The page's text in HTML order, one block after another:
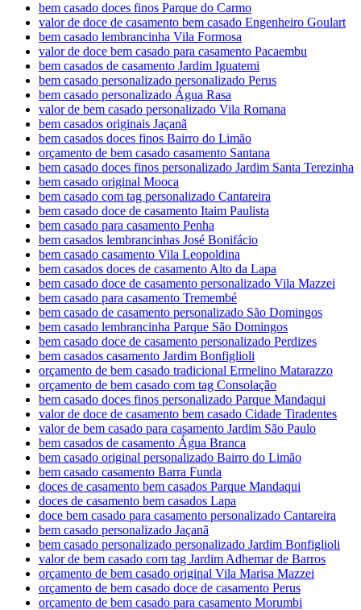
bem casado doces finos Parque do Carmo
valor de doce de casamento bem casado Engenheiro Goulart
bem casado lembrancinha Vila Formosa
valor de doce bem casado para casamento Pacaembu
bem casados de casamento Jardim Iguatemi
bem casado personalizado personalizado Perus
bem casado personalizado Água Rasa
valor de bem casado personalizado Vila Romana
bem casados originais Jaçanã
bem casados doces finos Bairro do Limão
orçamento de bem casado casamento Santana
bem casado doces finos personalizado Jardim Santa Terezinha
bem casado original Mooca
bem casado com tag personalizado Cantareira
bem casado doce de casamento Itaim Paulista
bem casado para casamento Penha
bem casados lembrancinhas José Bonifácio
bem casado casamento Vila Leopoldina
bem casados doces de casamento Alto da Lapa
bem casado doce de casamento personalizado Vila Mazzei
bem casado para casamento Tremembé
bem casado de casamento personalizado São Domingos
bem casado lembrancinha Parque São Domingos
bem casado doce de casamento personalizado Perdizes
bem casados casamento Jardim Bonfiglioli
orçamento de bem casado tradicional Ermelino Matarazzo
orçamento de bem casado com tag Consolação
bem casado doces finos personalizado Parque Mandaqui
valor de doce de casamento bem casado Cidade Tiradentes
valor de bem casado para casamento Jardim São Paulo
bem casados de casamento Água Branca
bem casado original personalizado Bairro do Limão
bem casado casamento Barra Funda
doces de casamento bem casados Parque Mandaqui
doces de casamento bem casados Lapa
doce bem casado para casamento personalizado Cantareira
bem casado personalizado Jaçanã
bem casado personalizado personalizado Jardim Bonfiglioli
valor de bem casado com tag Jardim Adhemar de Barros
orçamento de bem casado original Vila Marisa Mazzei
orçamento de bem casado doce de casamento Perus
orçamento de bem casado para casamento Morumbi